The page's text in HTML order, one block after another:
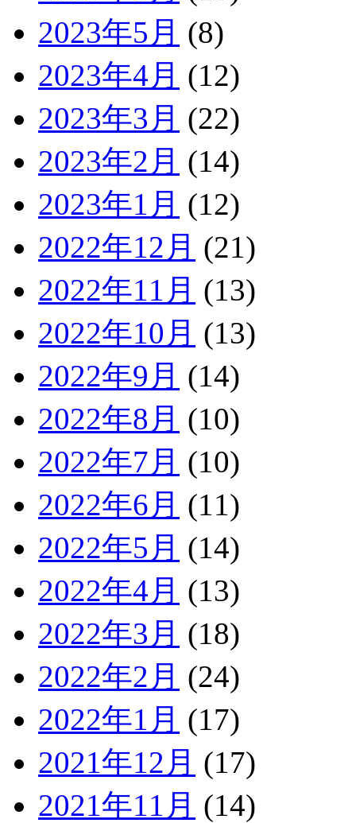
2023年5月 (8)
2023年4月 (12)
2023年3月 (22)
2023年2月 (14)
2023年1月 (12)
2022年12月 (21)
2022年11月 (13)
2022年10月 (13)
2022年9月 (14)
2022年8月 (10)
2022年7月 (10)
2022年6月 (11)
2022年5月 (14)
2022年4月 (13)
2022年3月 (18)
2022年2月 (24)
2022年1月 (17)
2021年12月 (17)
2021年11月 (14)